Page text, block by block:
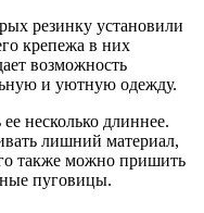
резинку установили
крепежа в них
возможность
и уютную одежду.
несколько длиннее.
лишний материал,
также можно пришить
пуговицы.